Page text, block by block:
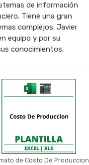
de información
Tiene una gran
complejos. Javier
equipo y por su
conocimientos.
de Costo De Produccion